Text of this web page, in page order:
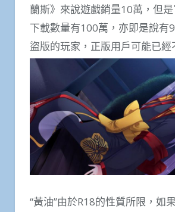
蘭斯》來說遊戲銷量10萬，但
下載數量有100萬，亦即是說有
盜版的玩家，正版用戶可能已經
“黃油”由於R18的性質所限，如